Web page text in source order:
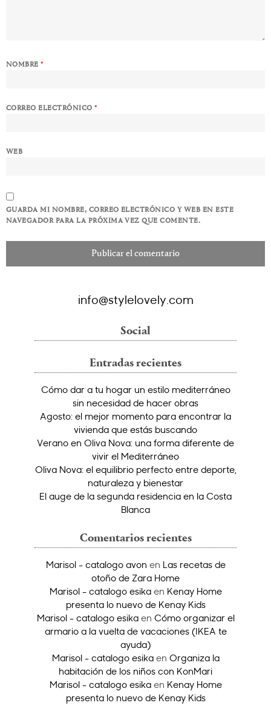
NOMBRE*
CORREO ELECTRÓNICO*
WEB
GUARDA MI NOMBRE, CORREO ELECTRÓNICO Y WEB EN ESTE
NAVEGADOR PARA LA PRÓXIMA VEZ QUE COMENTE.
info@stylelovely.com
Social
Entradas recientes
Cómo dar a tu hogar un estilo mediterráneo
sin necesidad de hacer obras
Agosto: el mejor momento para encontrar la
vivienda que estás buscando
Verano en Oliva Nova: una forma diferente de
vivir el Mediterráneo
Oliva Nova: el equilibrio perfecto entre deporte,
naturaleza y bienestar
El auge de la segunda residencia en la Costa
Blanca
Comentarios recientes
Marisol - catalogo avon en Las recetas de
otoño de Zara Home
Marisol - catalogo esikaen Kenay Home
presenta lo nuevo de Kenay Kids
Marisol - catalogo esikaen Cómo organizar el
armario a la vuelta de vacaciones (IKEA te
ayuda)
Marisol - catalogo esikaen Organiza la
habitación de los niños con KonMari
Marisol - catalogo esikaen Kenay Home
presenta lo nuevo de Kenay Kids